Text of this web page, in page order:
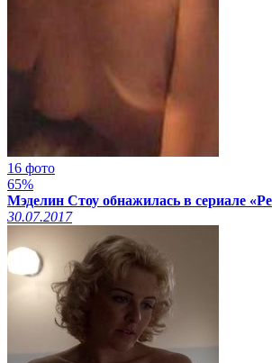
16 фото
65%
Мэделин Стоу обнажилась в сериале
30.07.2017